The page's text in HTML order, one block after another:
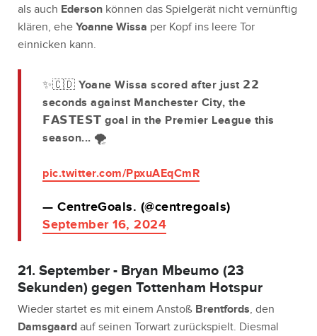
als auch Ederson können das Spielgerät nicht vernünftig
klären, ehe Yoanne Wissa per Kopf ins leere Tor
einnicken kann.
✨🇨🇩 Yoane Wissa scored after just 𝟮𝟮
seconds against Manchester City, the
𝗙𝗔𝗦𝗧𝗘𝗦𝗧 goal in the Premier League this
season... 🌪️
pic.twitter.com/PpxuAEqCmR
— CentreGoals. (@centregoals)
September 16, 2024
21. September - Bryan Mbeumo (23
Sekunden) gegen Tottenham Hotspur
Wieder startet es mit einem Anstoß Brentfords, den
Damsgaard auf seinen Torwart zurückspielt. Diesmal